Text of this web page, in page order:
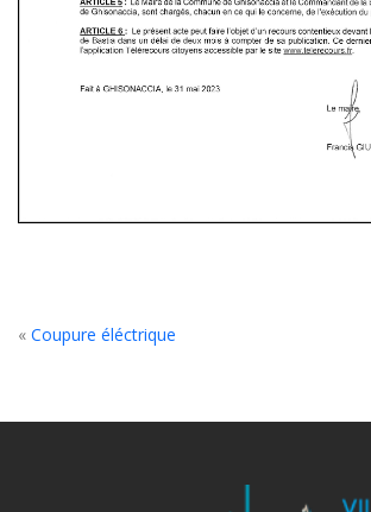
« Coupure éléctrique